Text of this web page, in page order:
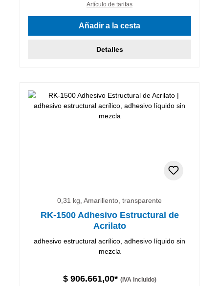
Artículo de tarifas
Añadir a la cesta
Detalles
0,31 kg, Amarillento, transparente
RK-1500 Adhesivo Estructural de
Acrilato
adhesivo estructural acrílico, adhesivo líquido sin
mezcla
$ 906.661,00* (IVA incluido)